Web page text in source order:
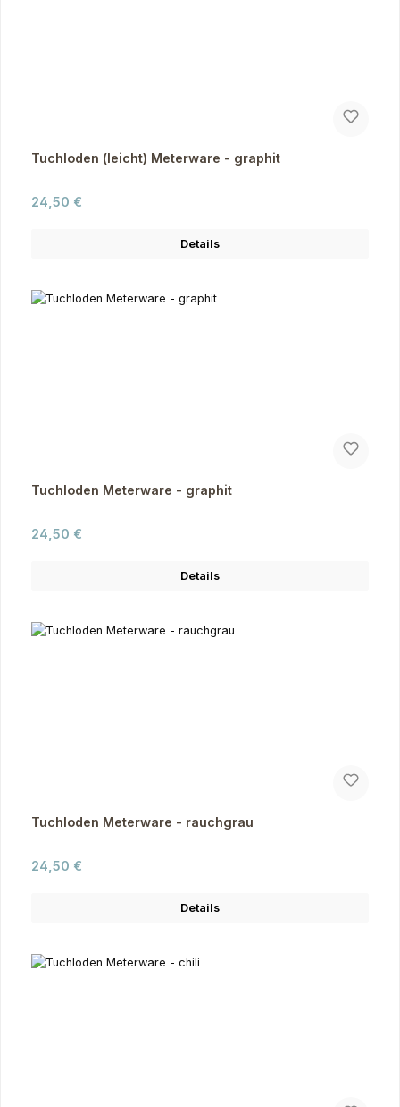
Tuchloden (leicht) Meterware - graphit
Regulärer Preis:
24,50 €
Details
Tuchloden Meterware - graphit
Regulärer Preis:
24,50 €
Details
Tuchloden Meterware - rauchgrau
Regulärer Preis:
24,50 €
Details